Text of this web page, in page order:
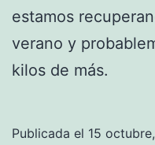
estamos
verano y
kilos de más.
Publicada el 15